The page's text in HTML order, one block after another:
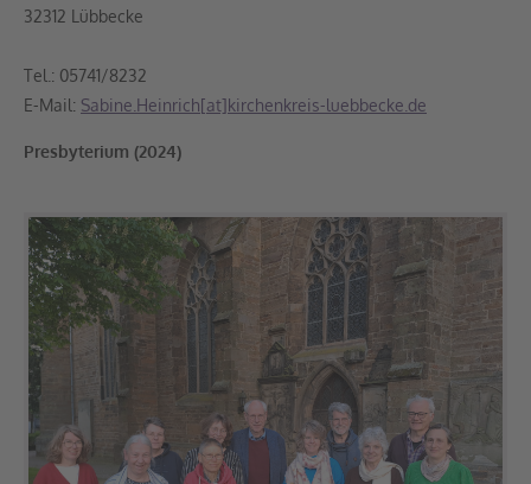
32312 Lübbecke
Tel.: 05741/8232
E-Mail: Sabine.Heinrich[at]kirchenkreis-luebbecke.de
Presbyterium (2024)